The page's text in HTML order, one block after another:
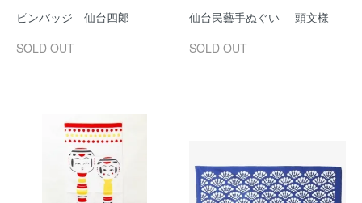
ピンバッジ 仙台四郎
SOLD OUT
仙台民藝手ぬぐい -頭文様-
SOLD OUT